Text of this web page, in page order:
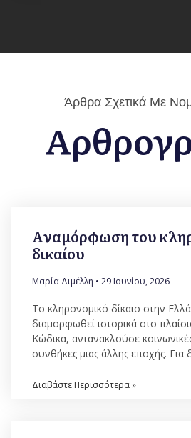
Άρθρα Σχετικά Με
Aναμόρφωση του
δικαίου
Μαρία Διμέλλη 29 Ιουνίου, 2026
Το κληρονομικό δίκαιο στην
διαμορφωθεί ιστορικά στο
Κώδικα, αντανακλούσε
συνθήκες μιας άλλης εποχής. Για
Διαβάστε Περισσότερα »